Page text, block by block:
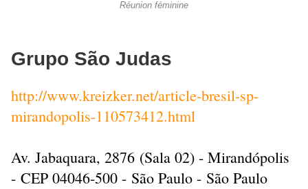
Réunion féminine
Grupo São Judas
http://www.kreizker.net/article-bresil-sp-
mirandopolis-110573412.html
Av. Jabaquara, 2876 (Sala 02) - Mirandópolis
- CEP 04046-500 - São Paulo - São Paulo